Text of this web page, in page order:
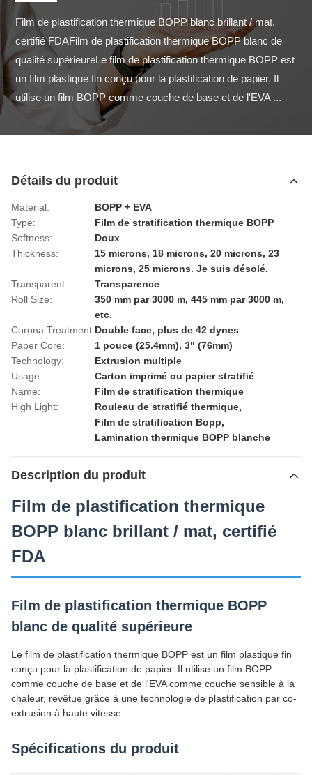
Film de plastification thermique BOPP blanc brillant / mat,
certifié FDAFilm de plastification thermique BOPP blanc de
qualité supérieureLe film de plastification thermique BOPP est
un film plastique fin conçu pour la plastification de papier. Il
utilise un film BOPP comme couche de base et de l'EVA ...
Détails du produit
Material:
BOPP + EVA
Type:
Film de stratification thermique BOPP
Softness:
Doux
Thickness:
15 microns, 18 microns, 20 microns, 23
microns, 25 microns. Je suis désolé.
Transparent:
Transparence
Roll Size:
350 mm par 3000 m, 445 mm par 3000 m,
etc.
Corona Treatment:Double face, plus de 42 dynes
Paper Core:
1 pouce (25.4mm), 3" (76mm)
Technology:
Extrusion multiple
Usage:
Carton imprimé ou papier stratifié
Name:
Film de stratification thermique
High Light:
Rouleau de stratifié thermique,
Film de stratification Bopp,
Lamination thermique BOPP blanche
Description du produit
Film de plastification thermique
BOPP blanc brillant / mat, certifié
FDA
Film de plastification thermique BOPP
blanc de qualité supérieure
Le film de plastification thermique BOPP est un film plastique fin
conçu pour la plastification de papier. Il utilise un film BOPP
comme couche de base et de l'EVA comme couche sensible à la
chaleur, revêtue grâce à une technologie de plastification par co-
extrusion à haute vitesse.
Spécifications du produit